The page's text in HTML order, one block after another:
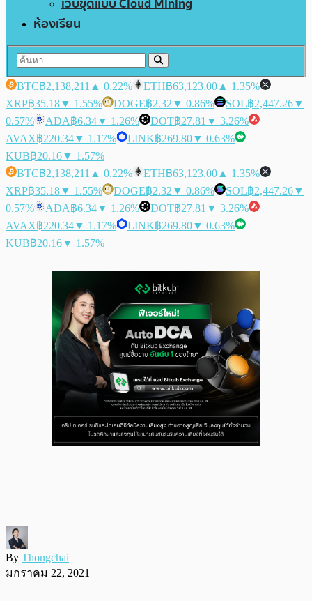
ห้องเรียน
BTC฿2,138,211 ▲ 0.22% ETH฿63,123.00 ▲ 1.35%
XRP฿35.18▼ 1.55% DOGE฿2.32 ▼ 0.86% SOL฿2,447.26▼
0.57%
ADA฿6.34▼ 1.26% DOT฿27.81 ▼ 3.26%
AVAX฿220.34▼ 1.17% LINK฿269.80▼ 0.63%
KUB฿20.16▼ 1.57%
BTC฿2,138,211 ▲ 0.22% ETH฿63,123.00 ▲ 1.35%
XRP฿35.18▼ 1.55% DOGE฿2.32 ▼ 0.86% SOL฿2,447.26▼
0.57%
ADA฿6.34▼ 1.26% DOT฿27.81 ▼ 3.26%
AVAX฿220.34▼ 1.17% LINK฿269.80▼ 0.63%
KUB฿20.16▼ 1.57%
By Thongchai
มกราคม 22, 2021